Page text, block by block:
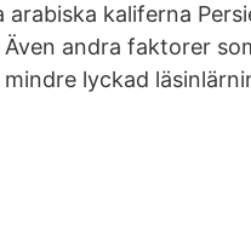
kaliferna
Även andra faktorer
lyckad